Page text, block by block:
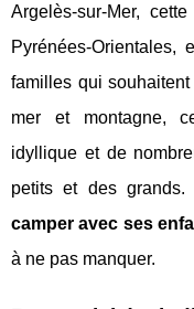
Argelès-sur-Mer,
Pyrénées-
familles qui
mer et montagne,
idyllique et de
petits et des grands.
camper avec ses
à ne pas manquer.